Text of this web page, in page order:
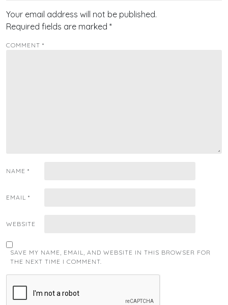
Your email address will not be published.
Required fields are marked *
COMMENT *
NAME *
EMAIL *
WEBSITE
SAVE MY NAME, EMAIL, AND WEBSITE IN THIS BROWSER FOR
THE NEXT TIME I COMMENT.